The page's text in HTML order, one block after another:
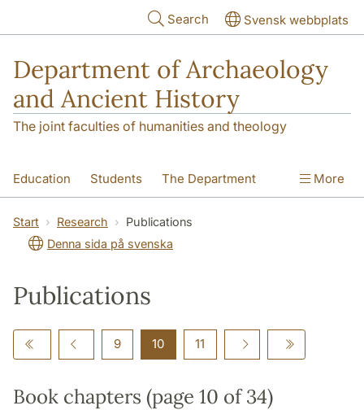
Search Svensk webbplats
Department of Archaeology
and Ancient History
The joint faculties of humanities and theology
Education Students The Department
Research Contact
More
Start Research
Publications
Denna sida på svenska
Publications
9 10 11
Book chapters (page 10 of 34)